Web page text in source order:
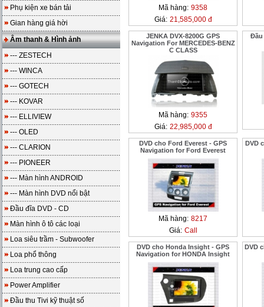
Phụ kiện xe bán tải
Gian hàng giá hời
Âm thanh & Hình ảnh
--- ZESTECH
--- WINCA
--- GOTECH
--- KOVAR
--- ELLIVIEW
--- OLED
--- CLARION
--- PIONEER
--- Màn hình ANDROID
--- Màn hình DVD nổi bật
Đầu đĩa DVD - CD
Màn hình ô tô các loại
Loa siêu trầm - Subwoofer
Loa phổ thông
Loa trung cao cấp
Power Amplifier
Đầu thu Tivi kỹ thuật số
Mã hàng: 9358
Giá: 21,585,000 đ
JENKA DVX-8200G GPS
Navigation For MERCEDES-BENZ
C CLASS
Mã hàng: 9355
Giá: 22,985,000 đ
Đầu
DVD cho Ford Everest - GPS
Navigation for Ford Everest
Mã hàng: 8217
Giá: Call
DVD
DVD cho Honda Insight - GPS
Navigation for HONDA Insight
DVD